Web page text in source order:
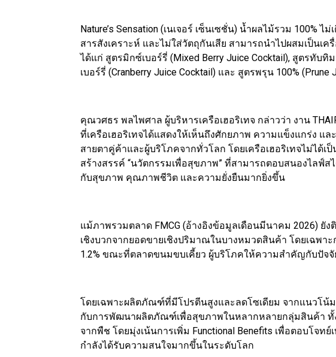
Nature’s Sensation (เนเจอร์ เซ็นเซชั่น) น้ำผลไม้รวม 100%
สารสังเคราะห์ และไม่ใส่วัตถุกันเสีย สามารถนำไปผสมเป็นเ
ได้แก่ สูตรมิกซ์เบอร์รี่ (Mixed Berry Juice Cocktail), สูตรทับทิ
เบอร์รี่ (Cranberry Juice Cocktail) และ สูตรพรุน 100% (Prune
คุณวศธร พลไพศาล ผู้บริหารเครือเฮอริเทจ กล่าวว่า งาน
ที่เครือเฮอริเทจได้แสดงให้เห็นถึงศักยภาพ ความแข็งแกร่ง
สายตาคู่ค้าและผู้บริโภคจากทั่วโลก โดยเครือเฮอริเทจไม่ได้เ
สร้างสรรค์ “นวัตกรรมเพื่อสุขภาพ” ที่สามารถตอบสนองไลฟ์
กับสุขภาพ คุณภาพชีวิต และความยั่งยืนมากยิ่งขึ้น
แม้ภาพรวมตลาด FMCG (อ้างอิงข้อมูลเดือนมีนาคม 2026) ยั
เชิงบวกจากยอดขายเชิงปริมาณในบางหมวดสินค้า โดยเฉพาะ
1.2% ขณะที่ตลาดขนมขบเคี้ยว ผู้บริโภคให้ความสำคัญกับปัจ
โดยเฉพาะผลิตภัณฑ์ที่มีโปรตีนสูงและลดโซเดียม จากแนวโน้
กับการพัฒนาผลิตภัณฑ์เพื่อสุขภาพในหลากหลายกลุ่มสินค้า ทั้
จากพืช โดยมุ่งเน้นการเพิ่ม Functional Benefits เพื่อตอบโจทย์
กำลังได้รับความสนใจมากขึ้นในระดับโลก